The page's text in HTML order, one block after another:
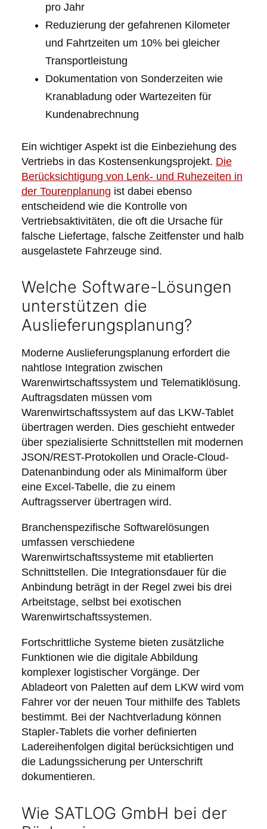
pro Jahr
Reduzierung der gefahrenen Kilometer
und Fahrtzeiten um 10% bei gleicher
Transportleistung
Dokumentation von Sonderzeiten wie
Kranabladung oder Wartezeiten für
Kundenabrechnung
Ein wichtiger Aspekt ist die Einbeziehung des
Vertriebs in das Kostensenkungsprojekt. Die
Berücksichtigung von Lenk- und Ruhezeiten in
der Tourenplanung ist dabei ebenso
entscheidend wie die Kontrolle von
Vertriebsaktivitäten, die oft die Ursache für
falsche Liefertage, falsche Zeitfenster und halb
ausgelastete Fahrzeuge sind.
Welche Software-Lösungen
unterstützen die
Auslieferungsplanung?
Moderne Auslieferungsplanung erfordert die
nahtlose Integration zwischen
Warenwirtschaftssystem und Telematiklösung.
Auftragsdaten müssen vom
Warenwirtschaftssystem auf das LKW-Tablet
übertragen werden. Dies geschieht entweder
über spezialisierte Schnittstellen mit modernen
JSON/REST-Protokollen und Oracle-Cloud-
Datenanbindung oder als Minimalform über
eine Excel-Tabelle, die zu einem
Auftragsserver übertragen wird.
Branchenspezifische Softwarelösungen
umfassen verschiedene
Warenwirtschaftssysteme mit etablierten
Schnittstellen. Die Integrationsdauer für die
Anbindung beträgt in der Regel zwei bis drei
Arbeitstage, selbst bei exotischen
Warenwirtschaftssystemen.
Fortschrittliche Systeme bieten zusätzliche
Funktionen wie die digitale Abbildung
komplexer logistischer Vorgänge. Der
Abladeort von Paletten auf dem LKW wird vom
Fahrer vor der neuen Tour mithilfe des Tablets
bestimmt. Bei der Nachtverladung können
Stapler-Tablets die vorher definierten
Ladereihenfolgen digital berücksichtigen und
die Ladungssicherung per Unterschrift
dokumentieren.
Wie SATLOG GmbH bei der